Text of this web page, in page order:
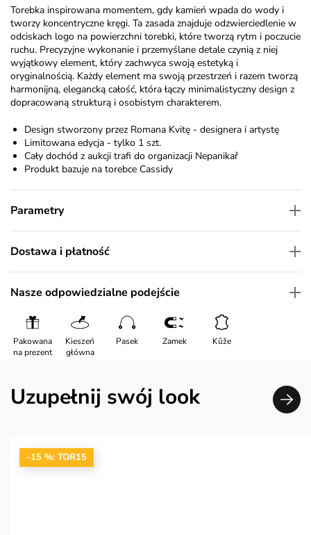
Torebka inspirowana momentem, gdy kamień wpada do wody i
tworzy koncentryczne kręgi. Ta zasada znajduje odzwierciedlenie w
odciskach logo na powierzchni torebki, które tworzą rytm i poczucie
ruchu. Precyzyjne wykonanie i przemyślane detale czynią z niej
wyjątkowy element, który zachwyca swoją estetyką i
oryginalnością. Każdy element ma swoją przestrzeń i razem tworzą
harmonijną, elegancką całość, która łączy minimalistyczny design z
dopracowaną strukturą i osobistym charakterem.
Design stworzony przez Romana Kvitę - designera i artystę
Limitowana edycja - tylko 1 szt.
Cały dochód z aukcji trafi do organizacji Nepanikař
Produkt bazuje na torebce Cassidy
Parametry
Dostawa i płatność
Nasze odpowiedzialne podejście
Pakowana
na prezent
Kieszeń
główna
Pasek Zamek Kůže
Uzupełnij swój look
-15 %: TOR15